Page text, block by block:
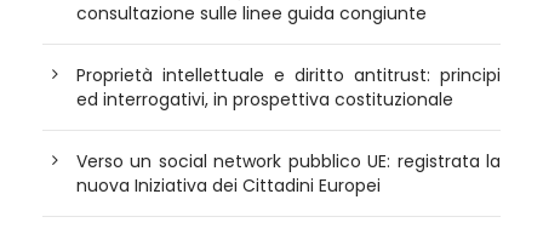
consultazione sulle linee guida congiunte
Proprietà intellettuale e diritto antitrust: principi
ed interrogativi, in prospettiva costituzionale
Verso un social network pubblico UE: registrata la
nuova Iniziativa dei Cittadini Europei